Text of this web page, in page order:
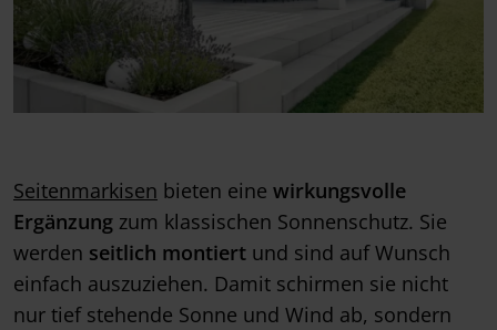
Seitenmarkisen bieten eine wirkungsvolle
Ergänzung zum klassischen Sonnenschutz. Sie
werden seitlich montiert und sind auf Wunsch
einfach auszuziehen. Damit schirmen sie nicht
nur tief stehende Sonne und Wind ab, sondern